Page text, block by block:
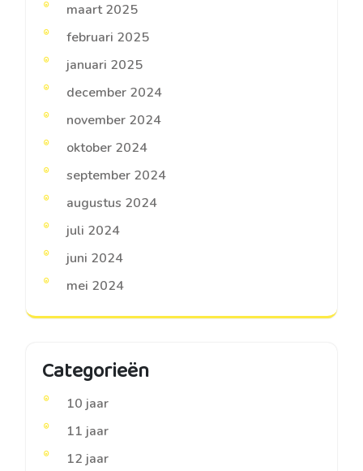
maart 2025
februari 2025
januari 2025
december 2024
november 2024
oktober 2024
september 2024
augustus 2024
juli 2024
juni 2024
mei 2024
Categorieën
10 jaar
11 jaar
12 jaar